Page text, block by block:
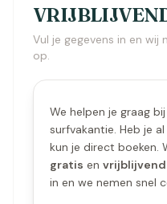
zowel het ontbijt als
veel zorg gemaakt. Wat
perfecte balans tussen
activiteiten, maar niets
helemaal je eigen tempo
werken maken de
open, zorgzaam,
merkt aan alles hoeveel
doen! Deze reis heeft
Vul je gegevens in en
op.
We helpen je graag
surfvakantie. Heb je
kun je direct boeken.
gratis en vrijblijvend
in en we nemen snel